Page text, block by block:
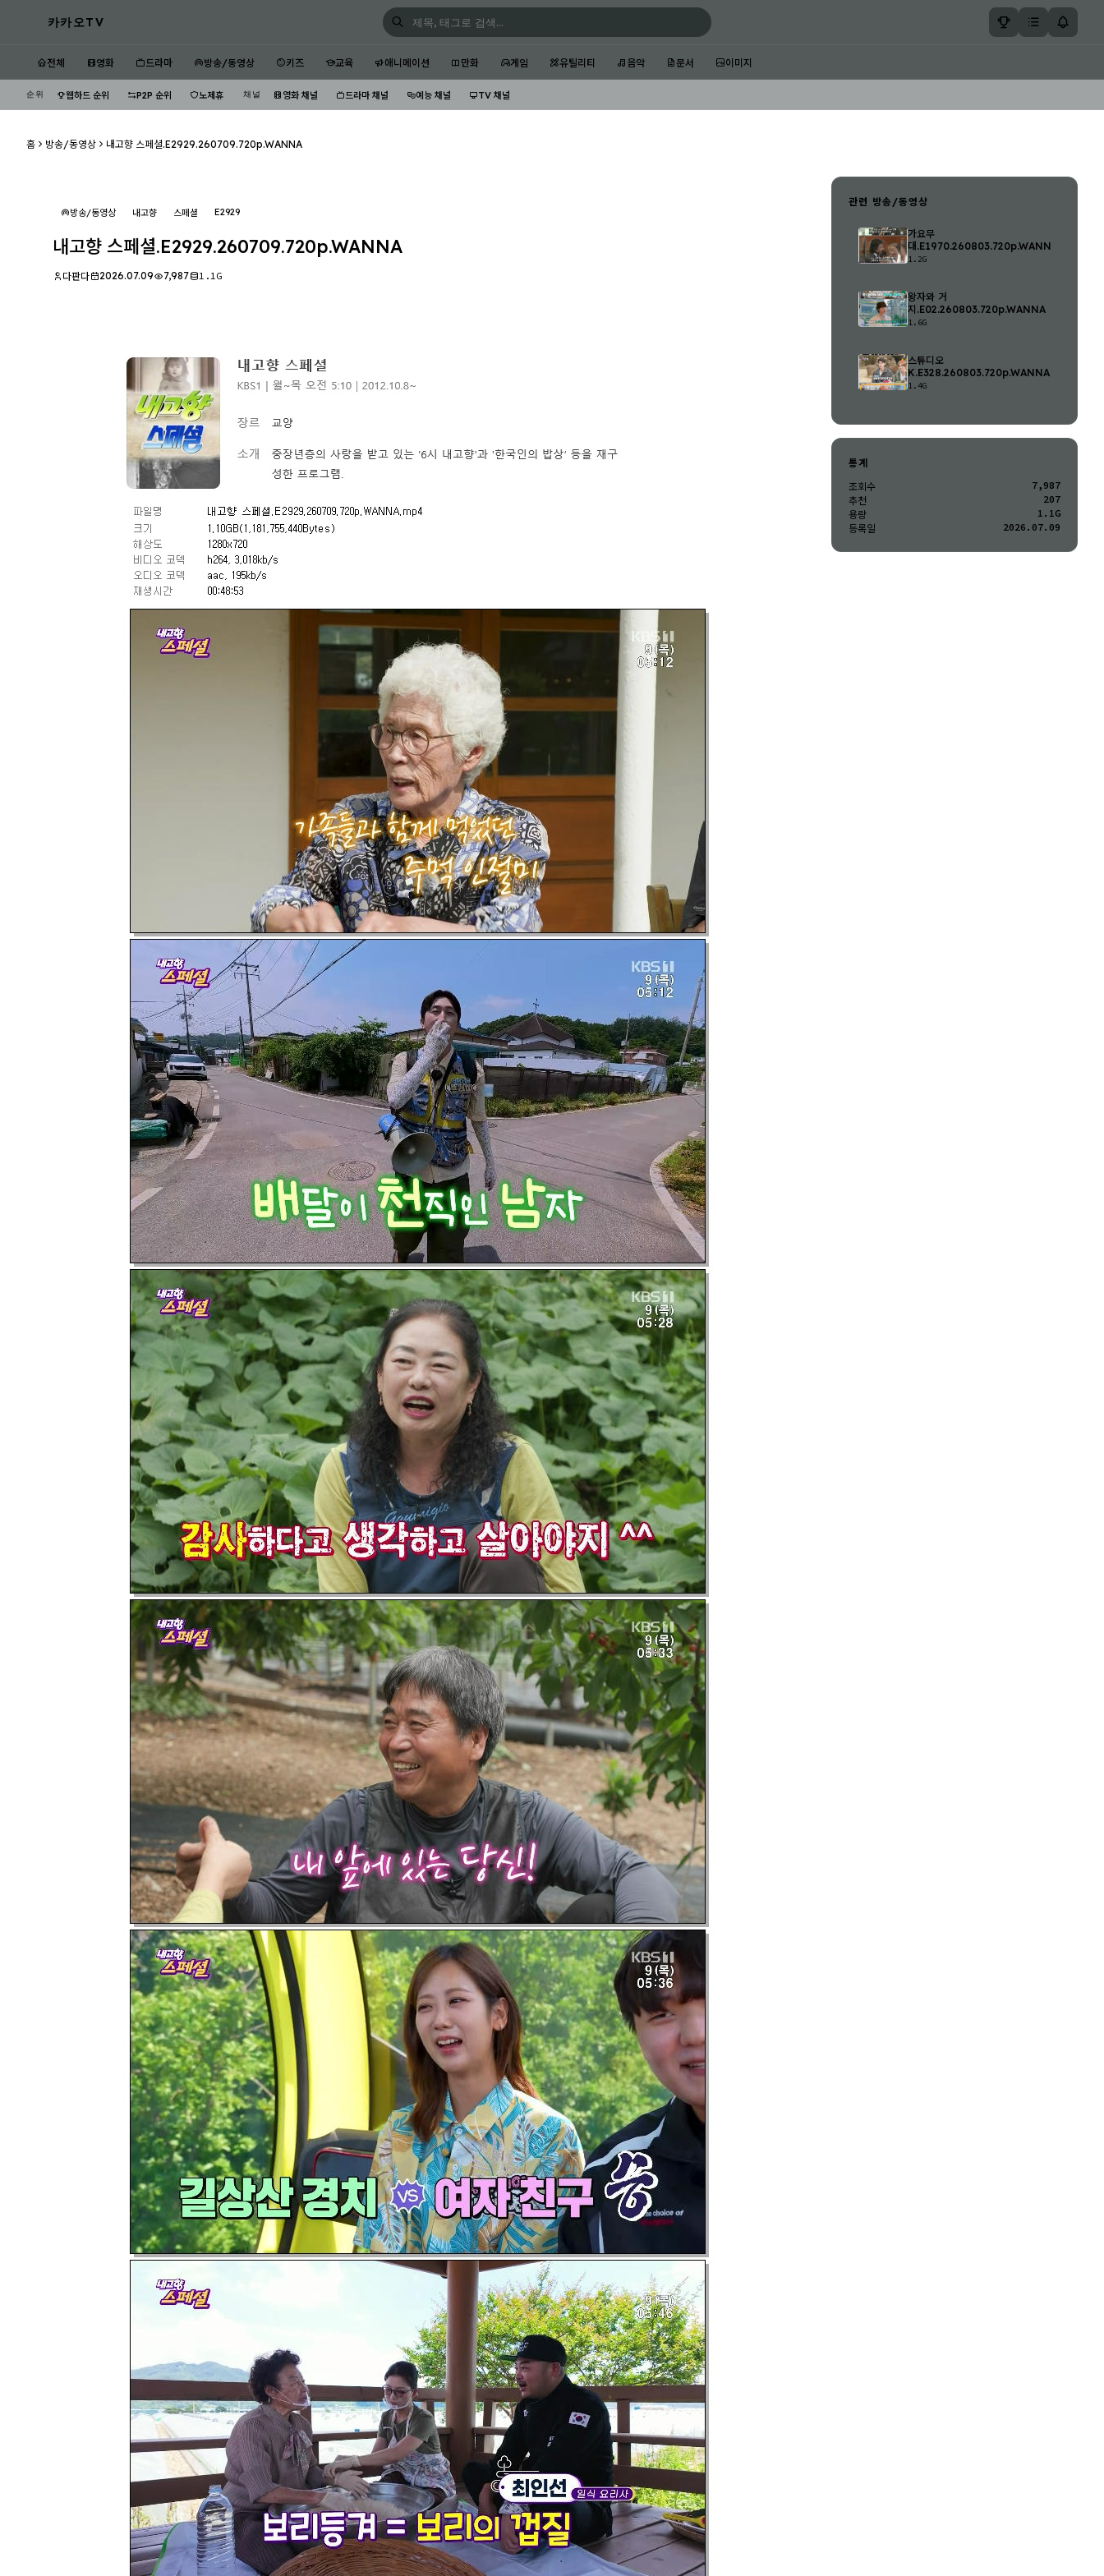
카카오TV
전체 영화 드라마 방송/동영상 키즈 교육 애니메이션 만화 게임 유틸리티 음악 문서 이미지
순위 웹하드 순위 P2P 순위 노제휴 채널 영화 채널 드라마 채널 예능 채널 TV 채널
홈 방송/동영상 내고향 스페셜.E2929.260709.720p.WANNA
방송/동영상 내고향 스페셜 E2929
내고향 스페셜.E2929.260709.720p.WANNA
다판다 2026.07.09 7,987 1.1G
관련 방송/동영상
가요무
대.E1970.260803.720p.WANNA
1.2G
왕자와 거
지.E02.260803.720p.WANNA
1.6G
스튜디오
K.E328.260803.720p.WANNA
1.4G
통계
조회수
7,987
추천
207
용량
1.1G
등록일
2026.07.09